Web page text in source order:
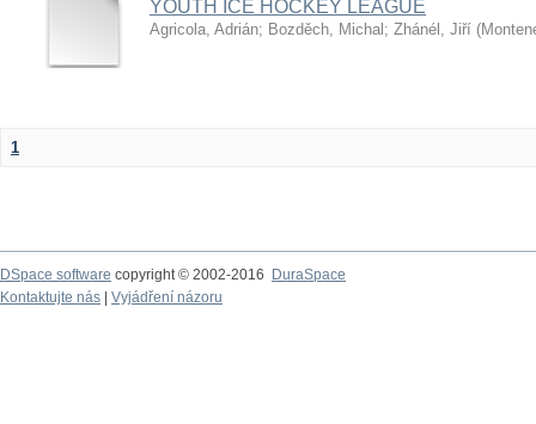
YOUTH ICE HOCKEY LEAGUE
Agricola, Adrián; Bozděch, Michal ; Zhánél, Jiří (
1
DSpace software copyright © 2002-2016
DuraSpace
Kontaktujte nás
Vyjádření názoru